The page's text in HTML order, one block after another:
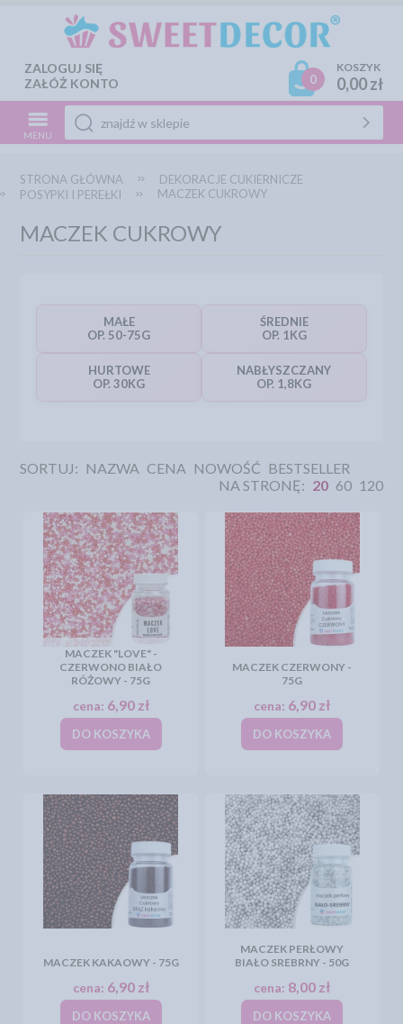
ZALOGUJ SIĘ
ZAŁÓŻ KONTO
0
KOSZYK
0,00 zł
MENU
STRONA GŁÓWNA
DEKORACJE CUKIERNICZE
POSYPKI I PEREŁKI
MACZEK CUKROWY
MACZEK CUKROWY
MAŁE
OP. 50-75G
ŚREDNIE
OP. 1KG
HURTOWE
OP. 30KG
NABŁYSZCZANY
OP. 1,8KG
SORTUJ: NAZWA CENA NOWOŚĆ BESTSELLER
NA STRONĘ: 20 60 120
MACZEK "LOVE" -
CZERWONO BIAŁO
RÓŻOWY - 75G
cena: 6,90 zł
DO KOSZYKA
MACZEK CZERWONY -
75G
cena: 6,90 zł
DO KOSZYKA
MACZEK KAKAOWY - 75G
cena: 6,90 zł
DO KOSZYKA
MACZEK PERŁOWY
BIAŁO SREBRNY - 50G
cena: 8,00 zł
DO KOSZYKA